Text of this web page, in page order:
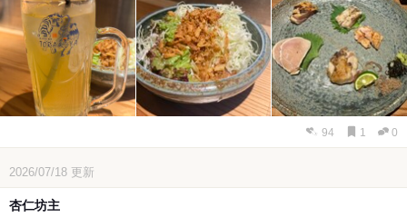
94 1 0
2026/07/18 更新
杏仁坊主